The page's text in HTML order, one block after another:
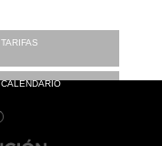
TARIFAS
CALENDARIO